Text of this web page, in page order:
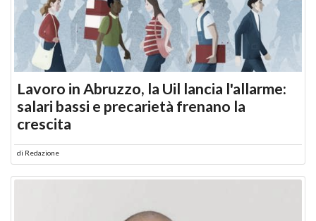
Lavoro in Abruzzo, la Uil lancia l'allarme:
salari bassi e precarietà frenano la
crescita
di Redazione